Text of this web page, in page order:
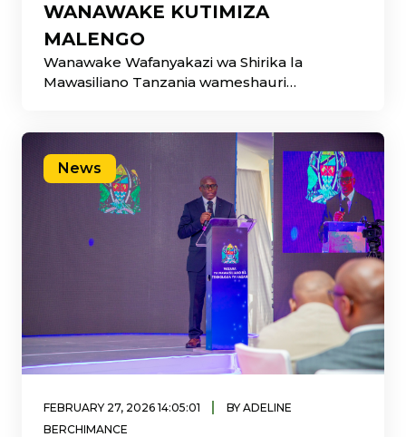
WANAWAKE KUTIMIZA
MALENGO
Wanawake Wafanyakazi wa Shirika la
Mawasiliano Tanzania wameshauri
News
FEBRUARY 27, 2026 14:05:01 |
BY ADELINE
BERCHIMANCE